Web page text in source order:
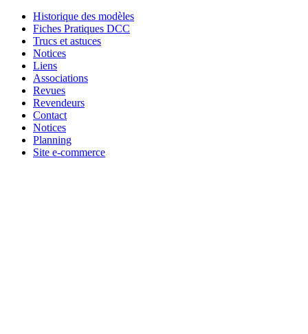
Historique des modèles
Fiches Pratiques DCC
Trucs et astuces
Notices
Liens
Associations
Revues
Revendeurs
Contact
Notices
Planning
Site e-commerce